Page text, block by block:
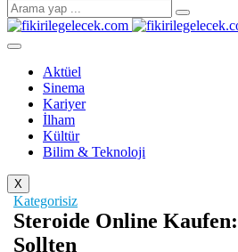
Aktüel
Sinema
Kariyer
İlham
Kültür
Bilim & Teknoloji
X
Kategorisiz
Steroide Online
Sollten